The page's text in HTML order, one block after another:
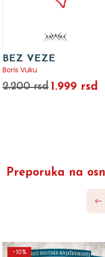
BEZ VEZE
Boris Vuku
2.200 rsd 1.999 rsd
Preporuka na
-10%